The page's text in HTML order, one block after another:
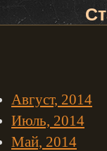
Август, 2014
Июль, 2014
Май, 2014